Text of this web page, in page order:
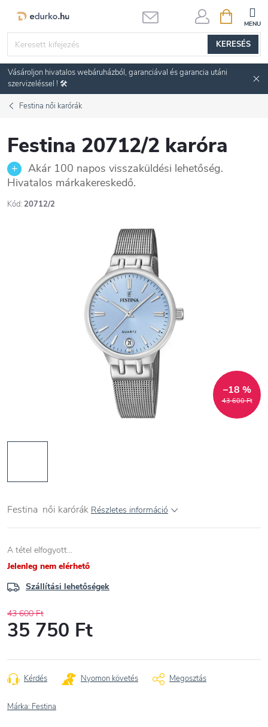
KERESÉS
KOSÁR
Vásároljon hivatalos webáruházból, garanciával és garancia utáni
szervizeléssel ! 🛠️
Festina női karórák
Festina 20712/2 karóra
Akár 100 napos visszaküldési lehetőség.
Hivatalos márkakereskedő.
Kód: 20712/2
43 600 Ft
–18 %
Festina női karórák Részletes információ
A tétel elfogyott…
Jelenleg nem elérhető
Szállítási lehetőségek
43 600 Ft
35 750 Ft
Kérdés Nyomon követés Megosztás
Márka: Festina